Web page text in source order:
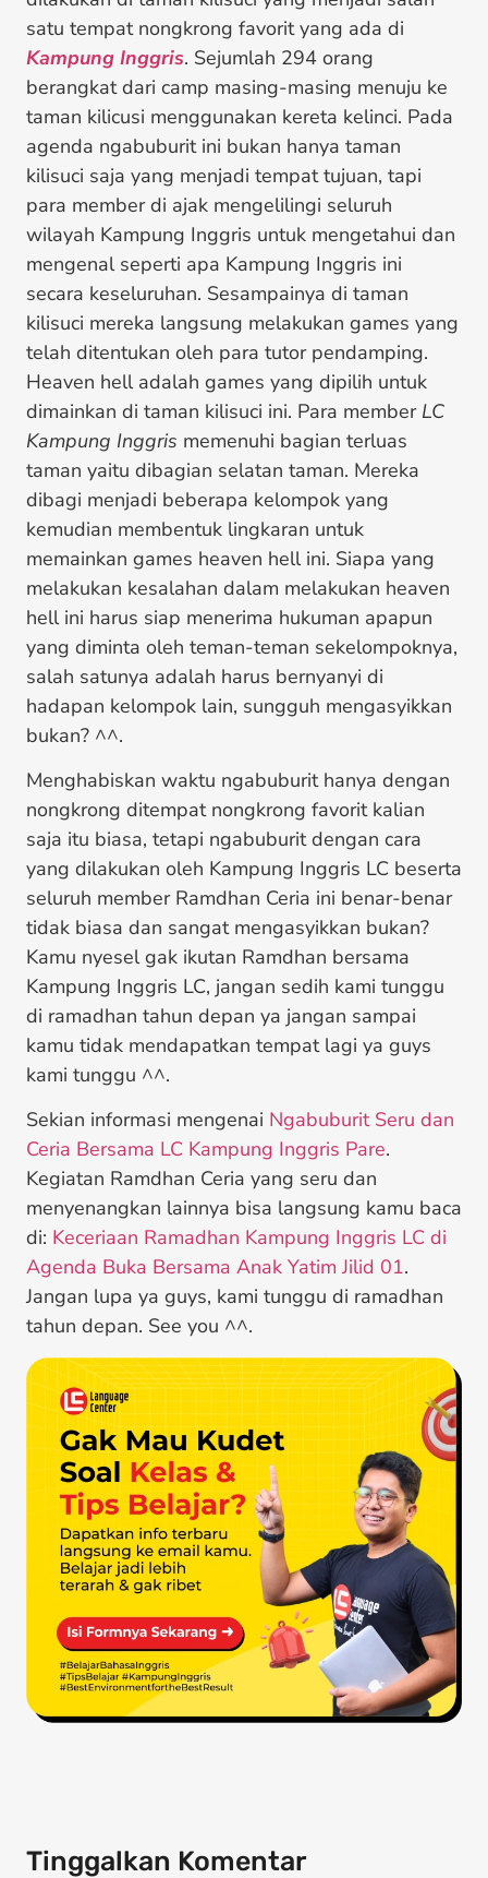
satu tempat nongkrong favorit yang ada di
Kampung Inggris. Sejumlah 294 orang
berangkat dari camp masing-masing menuju ke
taman kilicusi menggunakan kereta kelinci. Pada
agenda ngabuburit ini bukan hanya taman
kilisuci saja yang menjadi tempat tujuan, tapi
para member di ajak mengelilingi seluruh
wilayah Kampung Inggris untuk mengetahui dan
mengenal seperti apa Kampung Inggris ini
secara keseluruhan. Sesampainya di taman
kilisuci mereka langsung melakukan games yang
telah ditentukan oleh para tutor pendamping.
Heaven hell adalah games yang dipilih untuk
dimainkan di taman kilisuci ini. Para member LC
Kampung Inggris memenuhi bagian terluas
taman yaitu dibagian selatan taman. Mereka
dibagi menjadi beberapa kelompok yang
kemudian membentuk lingkaran untuk
memainkan games heaven hell ini. Siapa yang
melakukan kesalahan dalam melakukan heaven
hell ini harus siap menerima hukuman apapun
yang diminta oleh teman-teman sekelompoknya,
salah satunya adalah harus bernyanyi di
hadapan kelompok lain, sungguh mengasyikkan
bukan? ^^.
Menghabiskan waktu ngabuburit hanya dengan
nongkrong ditempat nongkrong favorit kalian
saja itu biasa, tetapi ngabuburit dengan cara
yang dilakukan oleh Kampung Inggris LC beserta
seluruh member Ramdhan Ceria ini benar-benar
tidak biasa dan sangat mengasyikkan bukan?
Kamu nyesel gak ikutan Ramdhan bersama
Kampung Inggris LC, jangan sedih kami tunggu
di ramadhan tahun depan ya jangan sampai
kamu tidak mendapatkan tempat lagi ya guys
kami tunggu ^^.
Sekian informasi mengenai Ngabuburit Seru dan
Ceria Bersama LC Kampung Inggris Pare.
Kegiatan Ramdhan Ceria yang seru dan
menyenangkan lainnya bisa langsung kamu baca
di: Keceriaan Ramadhan Kampung Inggris LC di
Agenda Buka Bersama Anak Yatim Jilid 01.
Jangan lupa ya guys, kami tunggu di ramadhan
tahun depan. See you ^^.
Tinggalkan Komentar